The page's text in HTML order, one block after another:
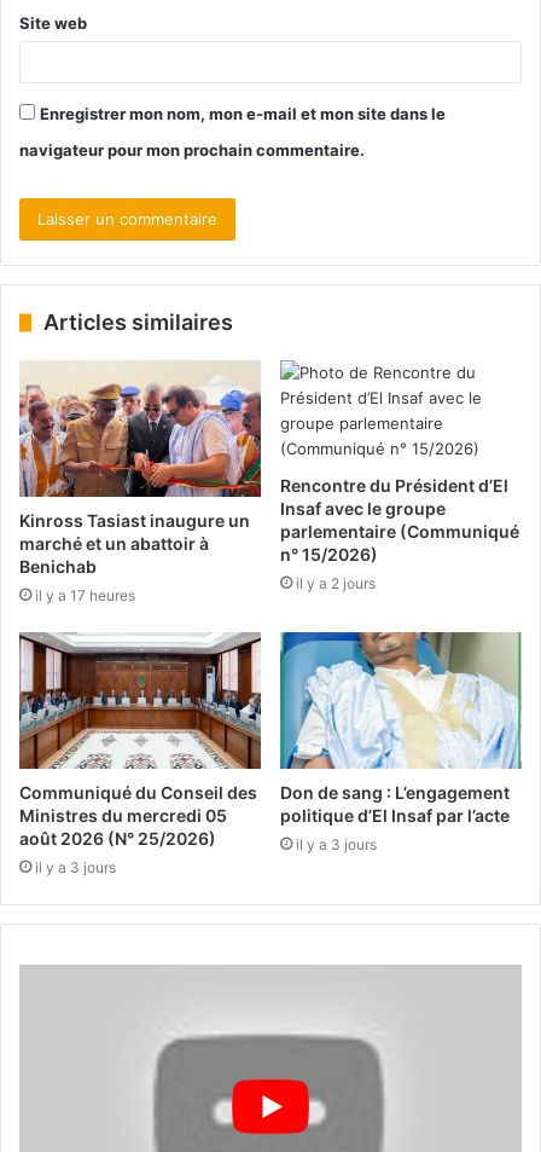
Site web
Enregistrer mon nom, mon e-mail et mon site dans le
navigateur pour mon prochain commentaire.
Articles similaires
Kinross Tasiast inaugure un
marché et un abattoir à
Benichab
il y a 17 heures
Rencontre du Président d’El
Insaf avec le groupe
parlementaire (Communiqué
n° 15/2026)
il y a 2 jours
Communiqué du Conseil des
Ministres du mercredi 05
août 2026 (N° 25/2026)
il y a 3 jours
Don de sang : L’engagement
politique d’El Insaf par l’acte
il y a 3 jours